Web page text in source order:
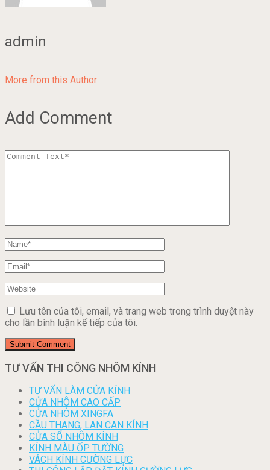
admin
More from this Author
Add Comment
Lưu tên của tôi, email, và trang web trong trình duyệt này
cho lần bình luận kế tiếp của tôi.
TƯ VẤN THI CÔNG NHÔM KÍNH
TƯ VẤN LÀM CỬA KÍNH
CỬA NHÔM CAO CẤP
CỬA NHÔM XINGFA
CẦU THANG, LAN CAN KÍNH
CỬA SỔ NHÔM KÍNH
KÍNH MÀU ỐP TƯỜNG
VÁCH KÍNH CƯỜNG LỰC